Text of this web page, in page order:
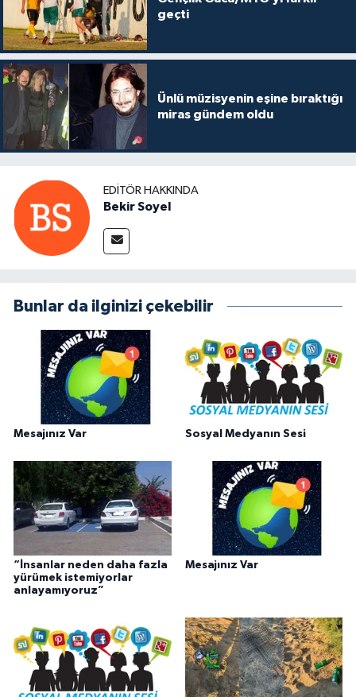
geçti
Ünlü müzisyenin eşine bıraktığı
miras gündem oldu
EDITÖR HAKKINDA
Bekir Soyel
Bunlar da ilginizi çekebilir
Mesajınız Var Sosyal Medyanın Sesi
“İnsanlar neden daha fazla
yürümek istemiyorlar
anlayamıyoruz”
Mesajınız Var